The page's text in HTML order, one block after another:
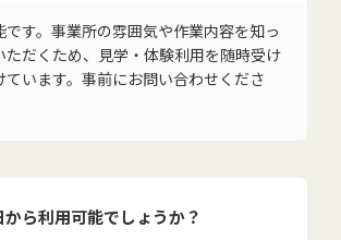
です。事業所の雰囲気や作業内容を知っ
ただくため、見学・体験利用を随時受け
ています。事前にお問い合わせくださ
から利用可能でしょうか？